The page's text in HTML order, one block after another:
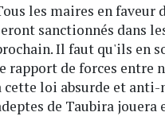
les maires en faveur
sanctionnés dans
Il faut qu'ils en
rapport de forces entre
cette loi absurde et
de Taubira jouera